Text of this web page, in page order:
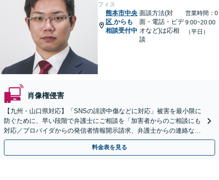
フィス
熊本市中央
区 からも
相談受付中
面談方法(対
面・電話・ビデ
オなど)は応相
談
営業時間：0
9:00~20:00
（平日）
肖像権侵害
【九州・山口県対応】「SNSの誹謗中傷などに対応」被害を最小限に
防ぐために、早い段階で弁護士にご相談を「加害者からのご相談にも
対応／プロバイダからの発信者情報開示請求、弁護士からの連絡な
ど」法人の風評被害対策にも対応【休日・夜間相談可】
料金表を見る